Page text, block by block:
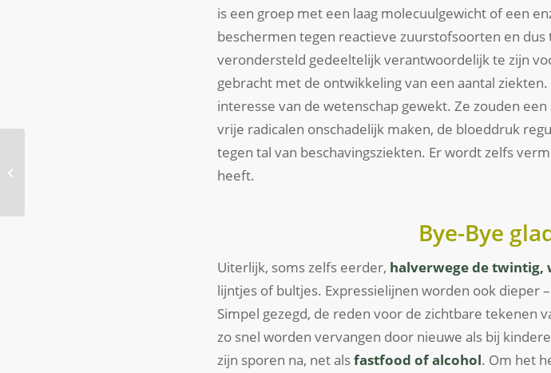
is een groep met een laag molecuulgewicht of een
beschermen tegen reactieve zuurstofsoorten en
verondersteld gedeeltelijk verantwoordelijk te zijn
gebracht met de ontwikkeling van een aantal ziekten.
interesse van de wetenschap gewekt. Ze zouden een
vrije radicalen onschadelijk maken, de bloeddruk
tegen tal van beschavingsziekten. Er wordt zelfs
heeft.
Bye-Bye
Uiterlijk, soms zelfs eerder, halverwege de
lijntjes of bultjes. Expressielijnen worden ook dieper
Simpel gezegd, de reden voor de zichtbare tekenen
zo snel worden vervangen door nieuwe als bij
zijn sporen na, net alsfastfood of alcohol. Om het